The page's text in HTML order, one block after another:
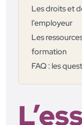
Les droits et
l’employeur
Les
formation
FAQ : les